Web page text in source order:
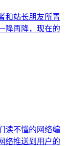
和站长朋友所青
降再降，现在的
读不懂的网络编
络推送到用户的